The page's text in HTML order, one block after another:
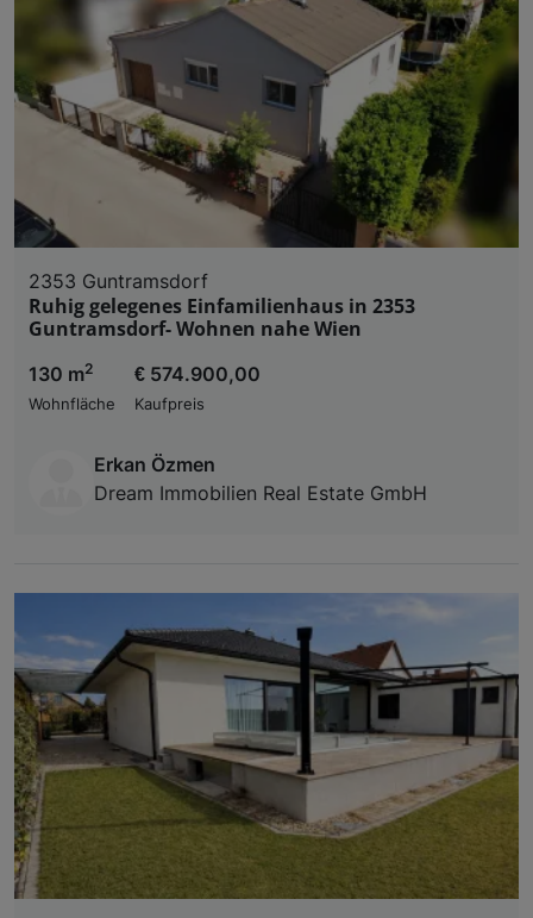
2353 Guntramsdorf
Ruhig gelegenes Einfamilienhaus in 2353
Guntramsdorf- Wohnen nahe Wien
130 m2
Wohnfläche
€ 574.900,00
Kaufpreis
Erkan Özmen
Dream Immobilien Real Estate GmbH